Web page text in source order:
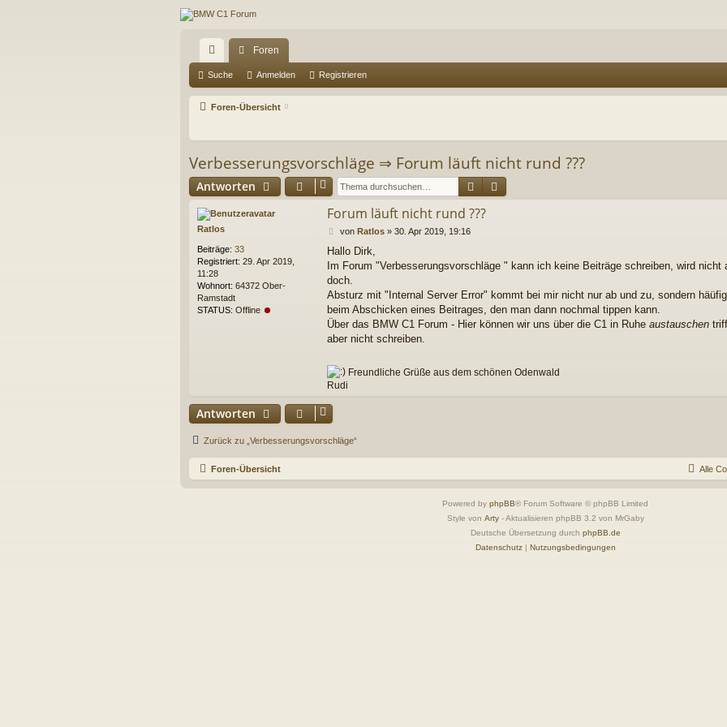
ch
ne
riff
Foren
Suche Anmelden Registrieren
Foren-Übersicht
Verbesserungsvorschläge ⇒ Forum läuft nicht rund ???
Antworten Suche
Ratlos
Beiträge: 33
Registriert: 29. Apr 2019,
11:28
Wohnort: 64372 Ober-
Ramstadt
STATUS: Offline
Forum läuft nicht rund ???
B
i
t
r
a
g
von Ratlos» 30. Apr 2019, 19:16
Hallo Dirk,
Im Forum "Verbesserungsvorschläge " kann ich keine Beiträge schreiben, wird
doch.
Absturz mit "Internal Server Error" kommt bei mir nicht nur ab und zu, sondern
beim Abschicken eines Beitrages, den man dann nochmal tippen kann.
Über das BMW C1 Forum - Hier können wir uns über die C1 in Ruhe austauschen
aber nicht schreiben.
Freundliche Grüße aus dem schönen Odenwald
Rudi
Antworten
Zurück zu „Verbesserungsvorschläge“
Foren-Übersicht Alle
Powered by phpBB® Forum Software © phpBB Limited
Style von Arty- Aktualisieren phpBB 3.2 von MrGaby
Deutsche Übersetzung durch phpBB.de
Datenschutz| Nutzungsbedingungen